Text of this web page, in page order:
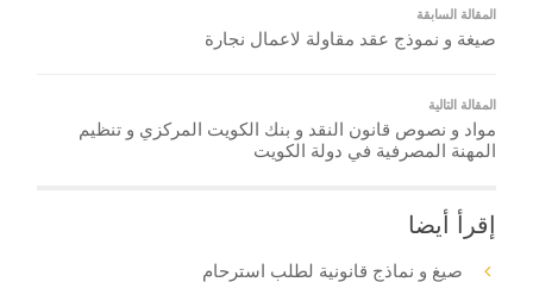
المقالة السابقة
صيغة و نموذج عقد مقاولة لاعمال نجارة
المقالة التالية
مواد و نصوص قانون النقد و بنك الكويت المركزي و تنظيم
المهنة المصرفية في دولة الكويت
إقرأ أيضا
صيغ و نماذج قانونية لطلب استرحام